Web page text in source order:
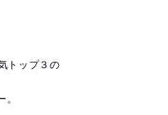
トップ３の
。